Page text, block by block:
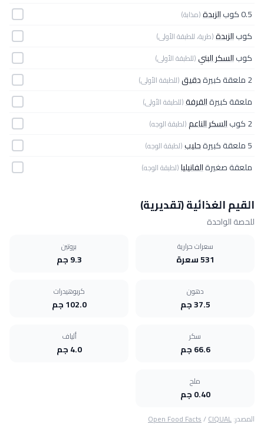
0.5 كوب
الزبدة(مذابة)
كوبالزبدة(طرية، للطبقة الأولى)
كوبالسكر البني (للطبقة الأولى)
2 ملعقة كبيرة دقيق(للطبقة الأولى)
ملعقة كبيرةالقرفة(للطبقة الأولى)
2 كوب السكر الناعم(لطبقة الوجه)
5 ملعقة كبيرة حليب(لطبقة الوجه)
ملعقة صغيرةالفانيليا(لطبقة الوجه)
القيم الغذائية (تقديرية)
للحصة الواحدة
سعرات حرارية
531 سعرة
بروتين
9.3 جم
دهون
37.5 جم
كربوهيدرات
102.0 جم
سكر
66.6 جم
ألياف
4.0 جم
ملح
0.40 جم
المصدر: Open Food Facts/CIQUAL